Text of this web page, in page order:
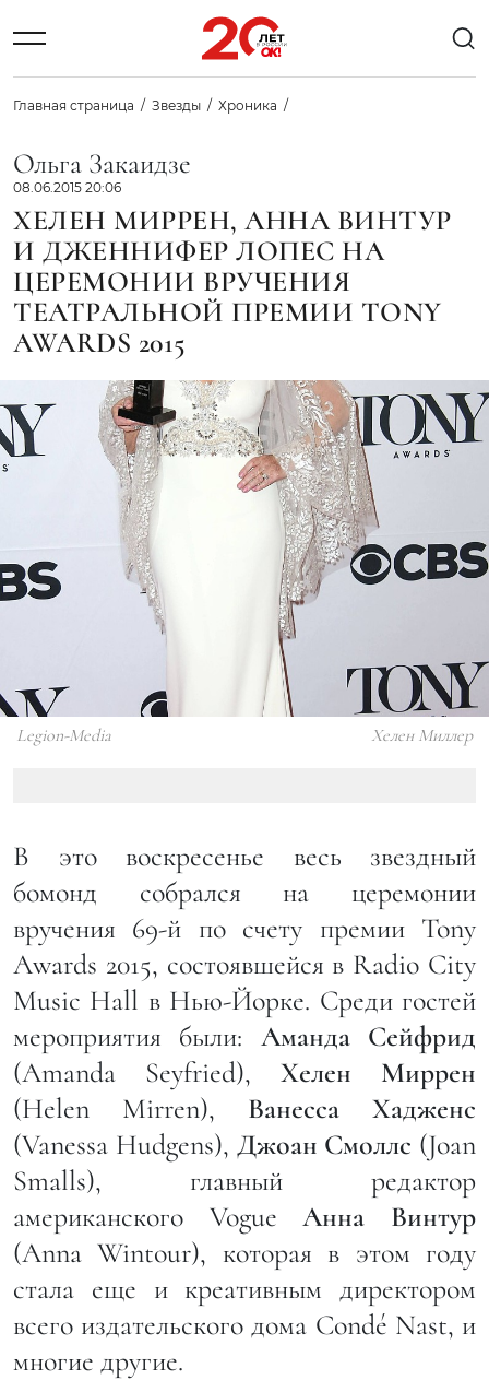
Главная страница Звезды Хроника
Ольга Закаидзе
08.06.2015 20:06
ХЕЛЕН МИРРЕН, АННА ВИНТУР
И ДЖЕННИФЕР ЛОПЕС НА
ЦЕРЕМОНИИ ВРУЧЕНИЯ
ТЕАТРАЛЬНОЙ ПРЕМИИ TONY
AWARDS 2015
Legion-Media Хелен Миллер
В это воскресенье весь звездный
бомонд собрался на церемонии
вручения 69-й по счету премии Tony
Awards 2015, состоявшейся в Radio City
Music Hall в Нью-Йорке. Среди гостей
мероприятия были: Аманда Сейфрид
(Amanda Seyfried), Хелен Миррен
(Helen Mirren), Ванесса Хадженс
(Vanessa Hudgens), Джоан Смоллс (Joan
Smalls), главный редактор
американского VogueАнна Винтур
(Anna Wintour), которая в этом году
стала еще и креативным директором
всего издательского дома Condé Nast, и
многие другие.